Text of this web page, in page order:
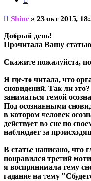
Непрочитанное
Shine » 23 окт 2015,
Добрый день!
Прочитала Вашу статью
Скажите пожалуйста,
Я где-то читала, что
сновидений. Так ли
заниматься темой
Под осознанными
в котором человек
действует во сне по
наблюдает за
В статье написано, что
понравился третий
я воспринимала тему
гадание на тему